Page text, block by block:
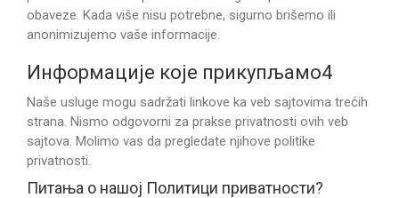
obaveze. Kada više nisu potrebne, sigurno brišemo ili
anonimizujemo vaše informacije.
Информације које прикупљамо4
Naše usluge mogu sadržati linkove ka veb sajtovima trećih
strana. Nismo odgovorni za prakse privatnosti ovih veb
sajtova. Molimo vas da pregledate njihove politike
privatnosti.
Питања о нашој Политици приватности?